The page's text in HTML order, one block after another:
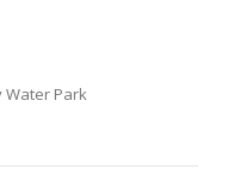
Water Park